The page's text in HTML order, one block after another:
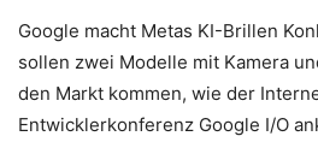
Google macht Metas KI-Brillen
sollen zwei Modelle mit Kamera
den Markt kommen, wie der
Entwicklerkonferenz Google I/O